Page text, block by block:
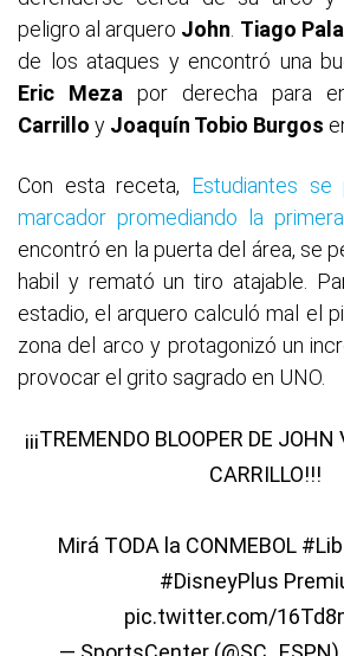
peligro al arquero John Tiago
de los ataques y encontró una
Eric Meza por derecha para
Carrillo y Joaquín Tobio Burgos
Con esta receta, Estudiantes se
marcador promediando la
encontró en la puerta del área, se
habil y remató un tiro atajable.
estadio, el arquero calculó mal el
zona del arco y protagonizó un
provocar el grito sagrado en UNO.
¡¡¡TREMENDO BLOOPER DE
CARRILLO!!!
Mirá TODA la CONMEBOL
#DisneyPlus
pic.twitter.com/